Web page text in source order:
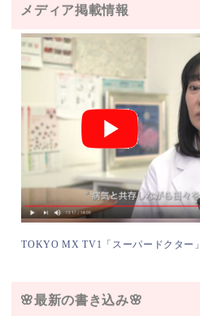
メディア掲載情報
TOKYO MX TV1「スーパードクター」
🌸最新の書き込み🌸